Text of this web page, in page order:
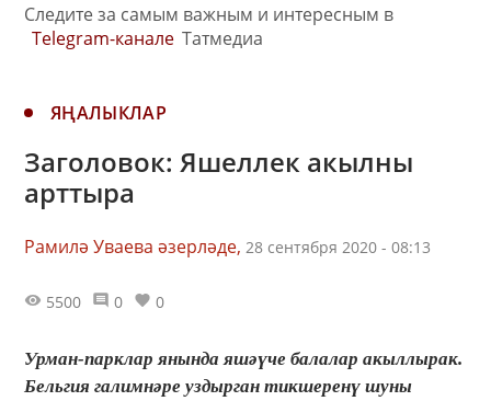
Следите за самым важным и интересным в
Telegram-канале Татмедиа
ЯҢАЛЫКЛАР
Заголовок: Яшеллек акылны
арттыра
Рамилә Уваева әзерләде, 28 сентября 2020 - 08:13
5500 0 0
Урман-парклар янында яшәүче балалар акыллырак.
Бельгия галимнәре уздырган тикшеренү шуны